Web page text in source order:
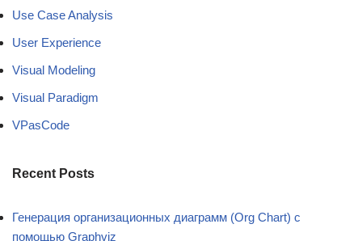
Use Case Analysis
User Experience
Visual Modeling
Visual Paradigm
VPasCode
Recent Posts
Генерация организационных диаграмм (Org Chart) с
помощью Graphviz